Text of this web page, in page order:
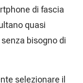
di fascia
quasi
bisogno di
selezionare il